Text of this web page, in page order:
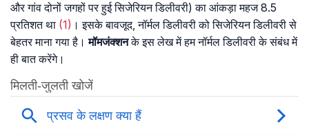
और गांव दोनों जगहों पर हुई सिजेरियन डिलीवरी) का आंकड़ा महज 8.5
प्रतिशत था (1) । इसके बावजूद, नॉर्मल डिलीवरी को सिजेरियन डिलीवरी से
बेहतर माना गया है।मॉमजंक्शनके इस लेख में हम नॉर्मल डिलीवरी के संबंध में
ही बात करेंगे।